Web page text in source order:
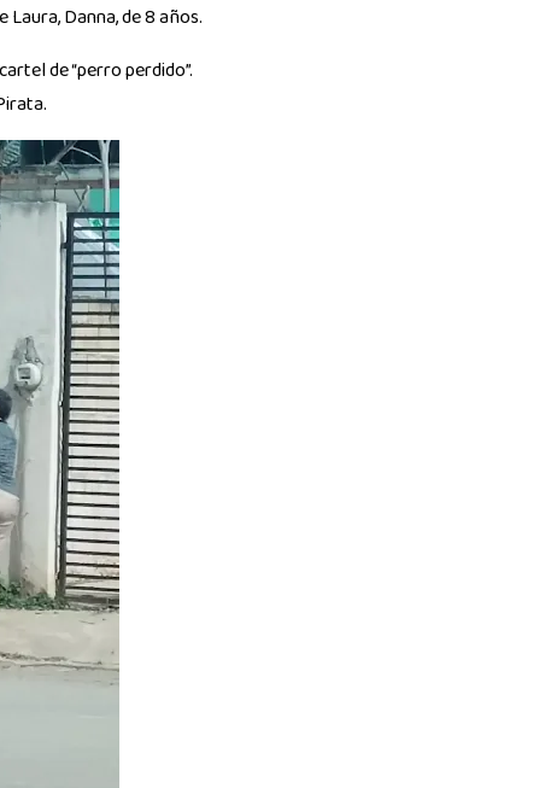
Danna, de 8 años.
de “perro perdido”.